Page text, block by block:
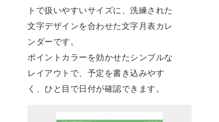
トで扱いやすいサイズに、洗練された
文字デザインを合わせた文字月表カレ
ンダーです。
ポイントカラーを効かせたシンプルな
レイアウトで、予定を書き込みやす
く、ひと目で日付が確認できます。